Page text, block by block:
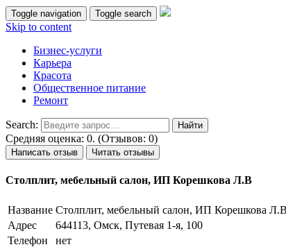
Toggle navigation Toggle search
Skip to content
Бизнес-услуги
Карьера
Красота
Общественное питание
Ремонт
Search:
Средняя оценка: 0. (Отзывов: 0)
Написать отзыв Читать отзывы
Столплит, мебельный салон, ИП Корешкова Л.В
Название Столплит, мебельный салон, ИП Корешкова
Адрес
644113, Омск, Путевая 1-я, 100
Телефон
нет